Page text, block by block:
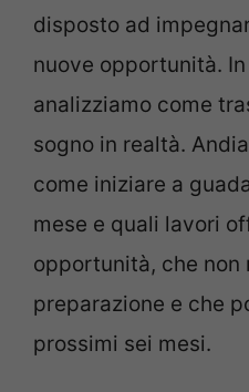
disposto ad
nuove opportunità.
analizziamo come
sogno in realtà.
come iniziare a
mese e quali lavori
opportunità, che non
preparazione e che
prossimi sei mesi.